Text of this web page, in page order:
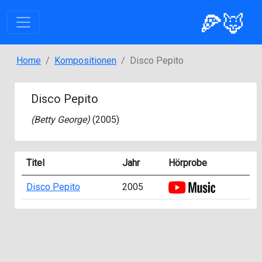
🍕🦊
Home Kompositionen Disco Pepito
Disco Pepito
(Betty George) (2005)
Titel Jahr Hörprobe
Disco Pepito 2005